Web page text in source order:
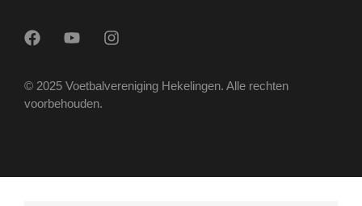
© 2025 Voetbalvereniging Hekelingen. Alle rechten
voorbehouden.